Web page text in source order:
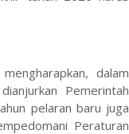
dalam
Pemerintah
pelaran baru juga
Peraturan